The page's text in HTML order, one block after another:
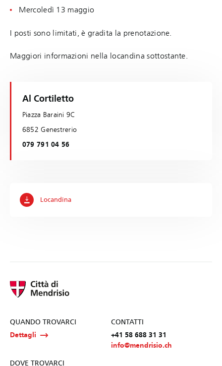
Mercoledì 13 maggio
I posti sono limitati, è gradita la prenotazione.
Maggiori informazioni nella locandina sottostante.
Al Cortiletto
Piazza Baraini 9C
6852 Genestrerio
079 791 04 56
Locandina
QUANDO TROVARCI
Dettagli
CONTATTI
+41 58 688 31 31
info@mendrisio.ch
DOVE TROVARCI